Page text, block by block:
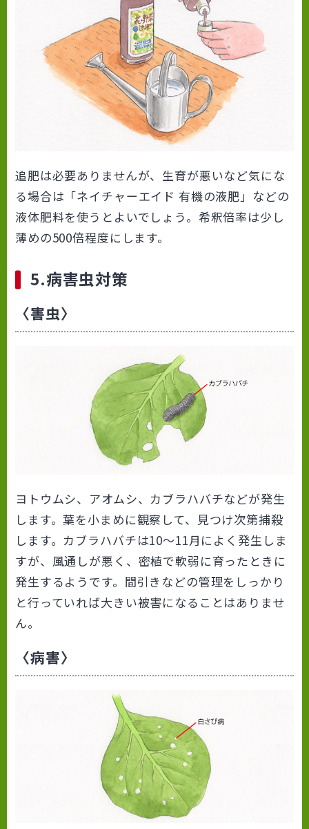
追肥は必要ありませんが、生育が悪いなど気にな
る場合は「ネイチャーエイド 有機の液肥」などの
液体肥料を使うとよいでしょう。希釈倍率は少し
薄めの500倍程度にします。
5.病害虫対策
〈害虫〉
ヨトウムシ、アオムシ、カブラハバチなどが発生
します。葉を小まめに観察して、見つけ次第捕殺
します。カブラハバチは10～11月によく発生しま
すが、風通しが悪く、密植で軟弱に育ったときに
発生するようです。間引きなどの管理をしっかり
と行っていれば大きい被害になることはありませ
ん。
〈病害〉